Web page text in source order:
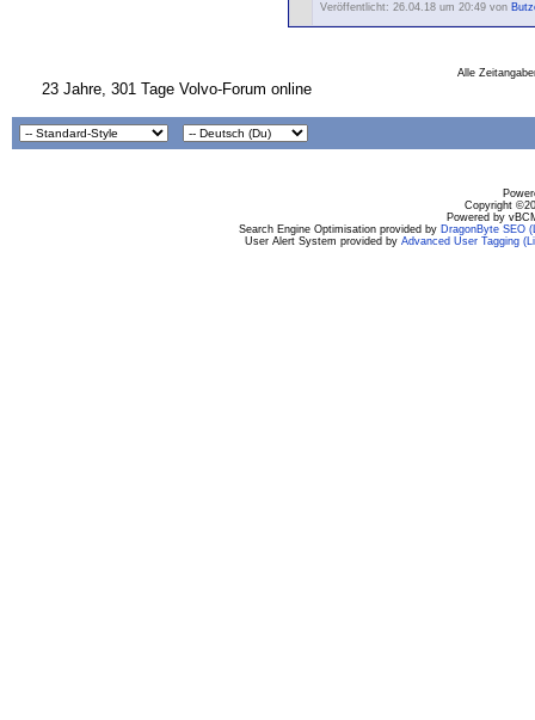
Veröffentlicht: 26.04.18 um 20:49 von
Alle
23 Jahre, 301 Tage Volvo-Forum online
Copyright
Powered by
Search Engine Optimisation provided by DragonByte SEO
User Alert System provided by Advanced User Tagging